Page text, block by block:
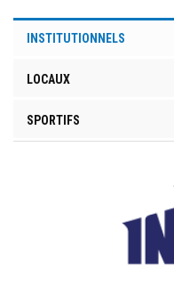
INSTITUTIONNELS
LOCAUX
SPORTIFS